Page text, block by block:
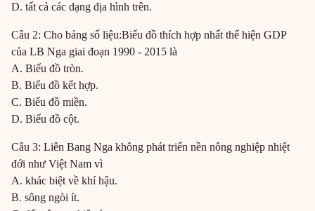
D. tất cả các dạng địa hình trên.
Câu 2: Cho bảng số liệu:Biểu đồ thích hợp nhất thể hiện GDP
của LB Nga giai đoạn 1990 - 2015 là
A. Biểu đồ tròn.
B. Biểu đồ kết hợp.
C. Biểu đồ miền.
D. Biểu đồ cột.
Câu 3: Liên Bang Nga không phát triển nền nông nghiệp nhiệt
đới như Việt Nam vì
A. khác biệt về khí hậu.
B. sông ngòi ít.